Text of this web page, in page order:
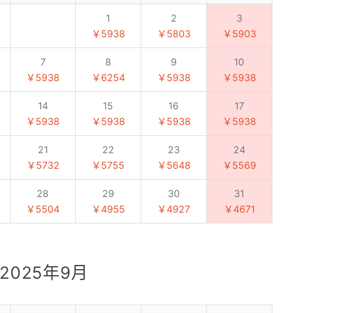
1
￥5938
2
￥5803
3
￥5903
7
￥5938
8
￥6254
9
￥5938
10
￥5938
14
￥5938
15
￥5938
16
￥5938
17
￥5938
21
￥5732
22
￥5755
23
￥5648
24
￥5569
28
￥5504
29
￥4955
30
￥4927
31
￥4671
2025年9月